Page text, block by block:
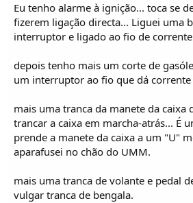
Eu tenho alarme à ignição... toca se
fizerem ligação directa... Liguei uma
interruptor e ligado ao fio de
depois tenho mais um corte de
um interruptor ao fio que dá corrente
mais uma tranca da manete da caixa
trancar a caixa em marcha-atrás... É
prende a manete da caixa a um "U"
aparafusei no chão do UMM.
mais uma tranca de volante e pedal
vulgar tranca de bengala.